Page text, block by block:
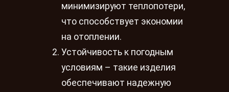
минимизируют теплопотери,
что способствует экономии
на отоплении.
Устойчивость к погодным
условиям – такие изделия
обеспечивают надежную